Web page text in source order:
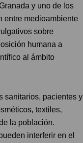
y uno de los
entre medioambiente
sobre
humana a
al ámbito
sanitarios, pacientes y
textiles,
la población.
interferir en el